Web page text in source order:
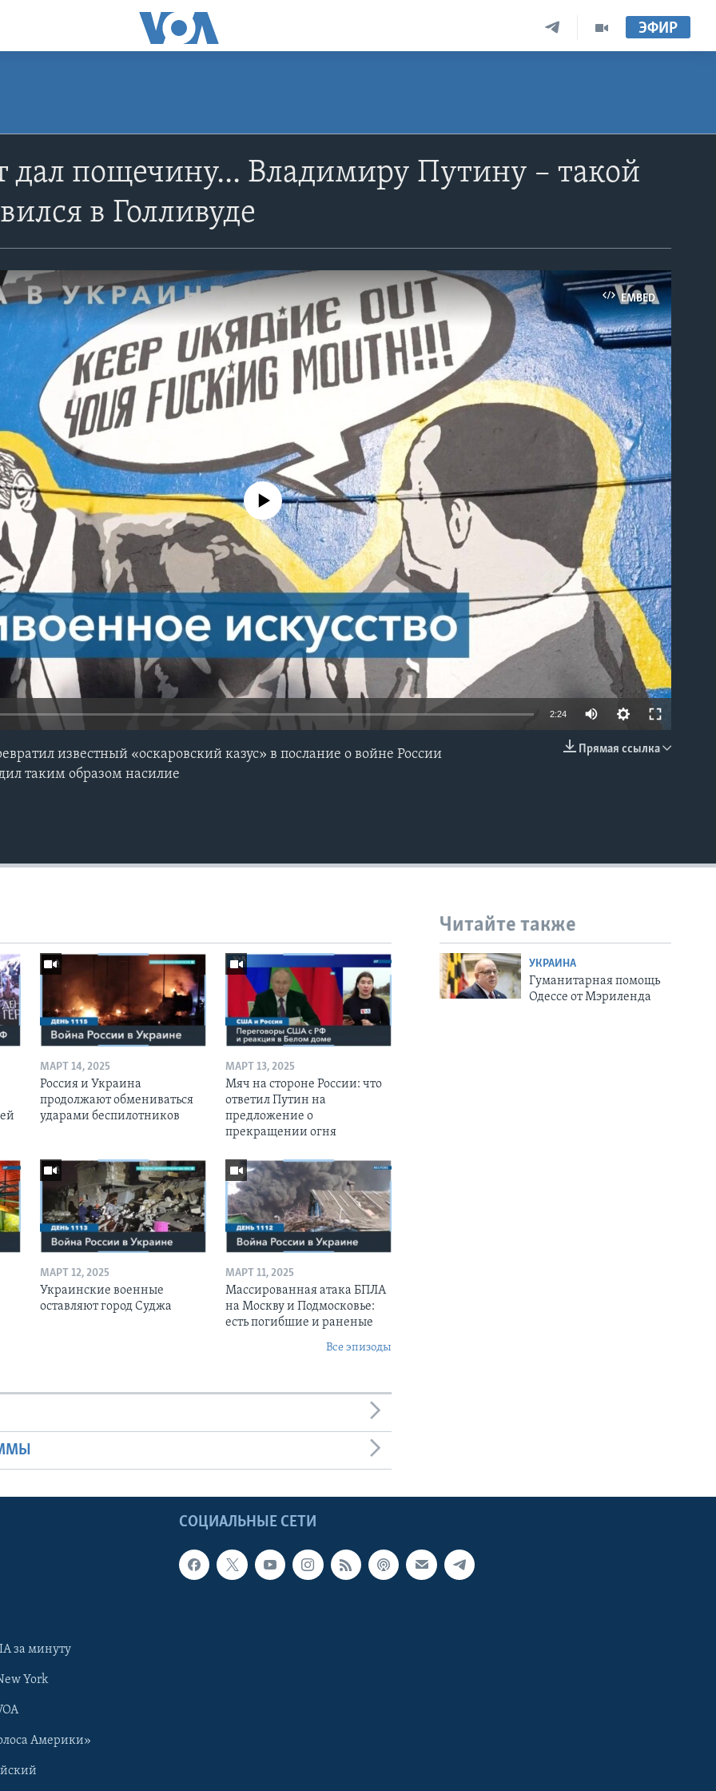
ЭФИР
дал пощечину... Владимиру Путину – такой
в Голливуде
EMBED
No media source currently available
2:24
Прямая ссылка
известный «оскаровский казус» в послание о войне России
таким образом насилие
Читайте также
УКРАИНА
Гуманитарная помощь
Одессе от Мэриленда
МАРТ 14, 2025
Россия и Украина
продолжают обмениваться
ударами беспилотников
МАРТ 13, 2025
Мяч на стороне России: что
ответил Путин на
предложение о
прекращении огня
МАРТ 12, 2025
Украинские военные
оставляют город Суджа
МАРТ 11, 2025
Массированная атака БПЛА
на Москву и Подмосковье:
есть погибшие и раненые
Все эпизоды
СОЦИАЛЬНЫЕ СЕТИ
за минуту
York
Америки»